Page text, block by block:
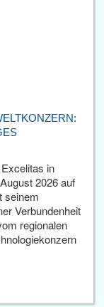
in
2026 auf
seinem
Verbundenheit
regionalen